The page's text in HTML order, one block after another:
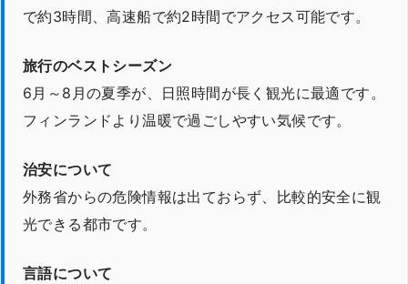
で約3時間、高速船で約2時間でアクセス可能です。
旅行のベストシーズン
6月～8月の夏季が、日照時間が長く観光に最適です。
フィンランドより温暖で過ごしやすい気候です。
治安について
外務省からの危険情報は出ておらず、比較的安全に観
光できる都市です。
言語について